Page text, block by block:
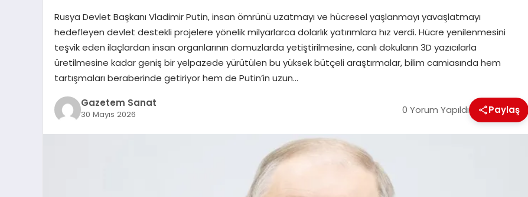
Rusya Devlet Başkanı Vladimir Putin, insan ömrünü uzatmayı ve hücresel yaşlanmayı yavaşlatmayı
hedefleyen devlet destekli projelere yönelik milyarlarca dolarlık yatırımlara hız verdi. Hücre yenilenmesini
teşvik eden ilaçlardan insan organlarının domuzlarda yetiştirilmesine, canlı dokuların 3D yazıcılarla
üretilmesine kadar geniş bir yelpazede yürütülen bu yüksek bütçeli araştırmalar, bilim camiasında hem
tartışmaları beraberinde getiriyor hem de Putin’in uzun…
Gazetem Sanat
30 Mayıs 2026 0 Yorum Yapıldı Paylaş